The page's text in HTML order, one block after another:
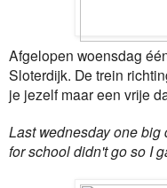
Afgelopen woensdag
Sloterdijk. De trein
je jezelf maar een vrije
Last wednesday one big
for school didn't go so I